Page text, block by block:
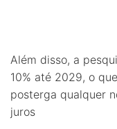
Além disso, a
10% até 2029, o
posterga qualquer
juros